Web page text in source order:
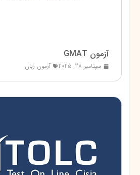
آزمون GMAT
سپتامبر 28, 2025 آزمون زبان